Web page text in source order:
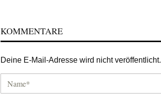
KOMMENTARE
Deine E-Mail-Adresse wird nicht veröffentlicht.